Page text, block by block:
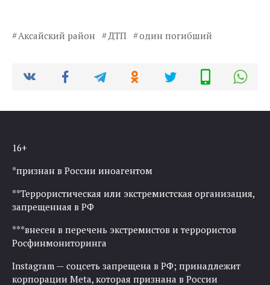
Аксайский район ДТП один погибший
16+
*признан в России иноагентом
**Террористическая или экстремистская организация,
запрещенная в РФ
***внесен в перечень экстремистов и террористов
Росфинмониторинга
Instagram — соцсеть запрещена в РФ; принадлежит
корпорации Meta, которая признана в России